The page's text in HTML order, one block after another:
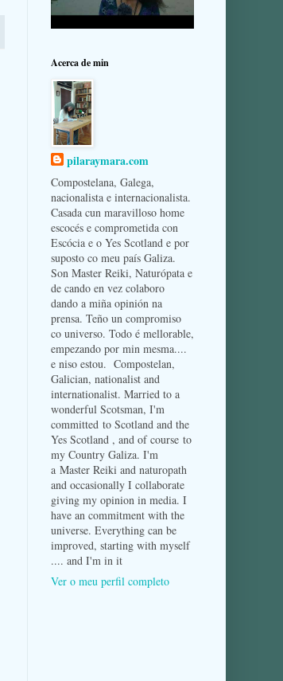
Acerca de min
pilaraymara.com
Compostelana, Galega,
nacionalista e internacionalista.
Casada cun maravilloso home
escocés e comprometida con
Escócia e o Yes Scotland e por
suposto co meu país Galiza.
Son Master Reiki, Naturópata e
de cando en vez colaboro
dando a miña opinión na
prensa. Teño un compromiso
co universo. Todo é mellorable,
empezando por min mesma....
e niso estou. Compostelan,
Galician, nationalist and
internationalist. Married to a
wonderful Scotsman, I'm
committed to Scotland and the
Yes Scotland , and of course to
my Country Galiza. I'm
a Master Reiki and naturopath
and occasionally I collaborate
giving my opinion in media. I
have an commitment with the
universe. Everything can be
improved, starting with myself
.... and I'm in it
Ver o meu perfil completo